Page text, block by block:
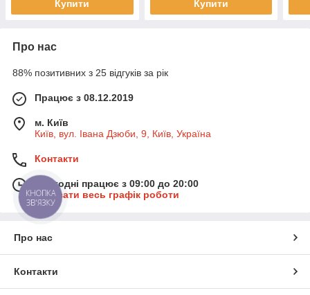
Купити Купити
Про нас
88% позитивних з 25 відгуків за рік
Працює з 08.12.2019
м. Київ
Київ, вул. Івана Дзюби, 9, Київ, Україна
Контакти
Сьогодні працює з 09:00 до 20:00
Показати весь графік роботи
Про нас
Контакти
КНОПКА
ЗВ'ЯЗКУ